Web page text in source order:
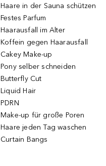
Haare in der Sauna schützen
Festes Parfum
Haarausfall im Alter
Koffein gegen Haarausfall
Cakey Make-up
Pony selber schneiden
Butterfly Cut
Liquid Hair
PDRN
Make-up für große Poren
Haare jeden Tag waschen
Curtain Bangs